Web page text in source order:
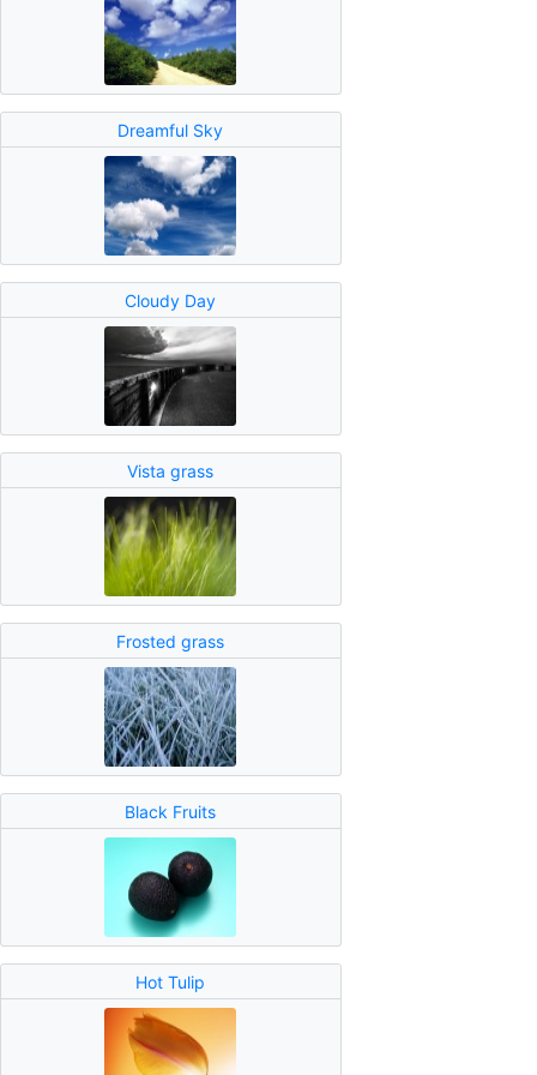
Dreamful Sky
Cloudy Day
Vista grass
Frosted grass
Black Fruits
Hot Tulip